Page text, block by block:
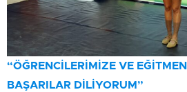
“ÖĞRENCİLERİMİZE VE
BAŞARILAR DİLİYORUM”